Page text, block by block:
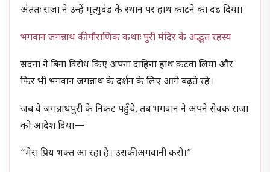
अंततः राजा ने उन्हें मृत्युदंड के स्थान पर हाथ काटने का दंड दिया।
भगवान जगन्नाथ की पौराणिक कथाः पुरी मंदिर के अद्भुत रहस्य
सदना ने बिना विरोध किए अपना दाहिना हाथ कटवा लिया और
फिर भी भगवान जगन्नाथ के दर्शन के लिए आगे बढ़ते रहे।
जब वे जगन्नाथपुरी के निकट पहुँचे, तब भगवान ने अपने सेवक राजा
को आदेश दिया—
“मेरा प्रिय भक्त आ रहा है। उसकी अगवानी करो।”